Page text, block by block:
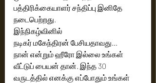
பத்திரிக்கையாளர் சந்திப்பு இனிதே
நடைபெற்றது.
இந்நிகழ்வினில்
நடிகர் மகேந்திரன் பேசியதாவது...
நான் என்றும் ஹீரோ இல்லை உங்கள்
வீட்டுப் பையன் தான். இந்த 30
வருடத்தில் எனக்கு எப்போதும் உங்கள்